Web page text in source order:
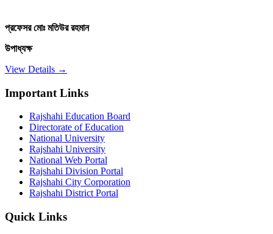
প্রফেসর মোঃ মতিউর রহমান
উপাধ্যক্ষ
View Details →
Important Links
Rajshahi Education Board
Directorate of Education
National University
Rajshahi University
National Web Portal
Rajshahi Division Portal
Rajshahi City Corporation
Rajshahi District Portal
Quick Links